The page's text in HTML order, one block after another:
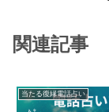
関連記事
当たる復縁電話占い